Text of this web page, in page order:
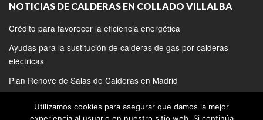
Utilizamos cookies para asegurar que damos la mejor
NOTICIAS DE CALDERAS EN COLLADO VILLALBA
Crédito para favorecer la eficiencia energética
Ayudas para la sustitución de calderas de gas por calderas
eléctricas
Plan Renove de Salas de Calderas en Madrid